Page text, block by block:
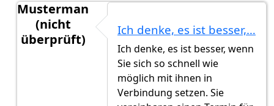
Musterman
(nicht
überprüft)
Darf man sich für einen…von
Ich denke, es ist besser,…
Ich denke, es ist besser, wenn
Sie sich so schnell wie
möglich mit ihnen in
Verbindung setzen. Sie